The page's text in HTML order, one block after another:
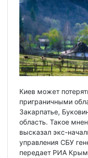
Киев может
приграничными
Закарпатье,
область. Такое
высказал экс-
управления СБУ
передает РИА